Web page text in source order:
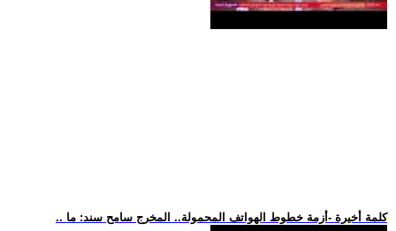
.. كلمة أخيرة -أزمة خطوط الهواتف المحمولة.. المخرج سامح سند: ما